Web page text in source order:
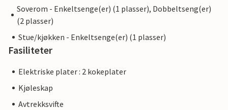
Soverom - Enkeltsenge(er) (1 plasser), Dobbeltseng(er)
(2 plasser)
Stue/kjøkken - Enkeltsenge(er) (1 plasser)
Fasiliteter
Elektriske plater : 2 kokeplater
Kjøleskap
Avtrekksvifte